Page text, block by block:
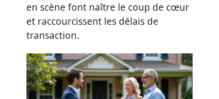
en scène font naître le coup de cœur
et raccourcissent les délais de
transaction.